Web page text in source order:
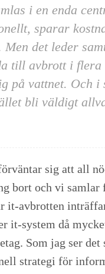
i en enda
sparar
Men det leder
till avbrott i flera
på vattnet. Och i
bli väldigt
sig att all
bort och vi
it-avbrotten
it-system då
Som jag ser det
strategi för